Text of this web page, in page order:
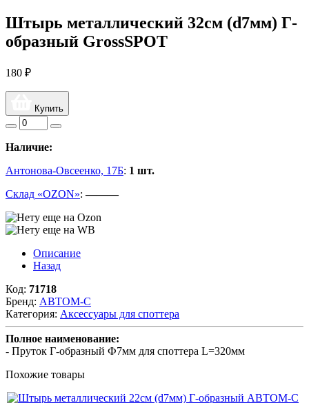
Штырь металлический 32см (d7мм) Г-
образный GrossSPOT
180 ₽
Купить
Наличие:
Антонова-Овсеенко, 17Б: 1 шт.
Склад «OZON»:———
Описание
Назад
Код: 71718
Бренд: АВТОМ-С
Категория: Аксессуары для споттера
Полное наименование:
- Пруток Г-образный Ф7мм для споттера L=320мм
Похожие товары